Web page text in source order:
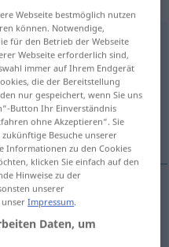
anklicken/antippen)
Webseite bestmöglich nutzen
können. Notwendige,
für den Betrieb der Webseite
Webseite erforderlich sind,
immer auf Ihrem Endgerät
die der Bereitstellung
nur gespeichert, wenn Sie uns
Button Ihr Einverständnis
ohne Akzeptieren“. Sie
Besuche unserer
Informationen zu den Cookies
klicken Sie einfach auf den
Hinweise zu der
unserer
unserImpressum.
Daten, um